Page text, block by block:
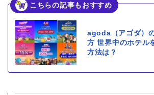
こちらの記事もおすすめ
agoda（アゴダ）
方 世界中のホテル
方法は？